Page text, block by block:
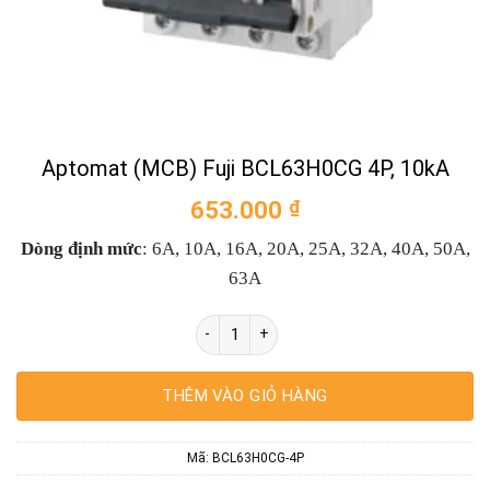
Aptomat (MCB) Fuji BCL63H0CG 4P, 10kA
653.000 ₫
Dòng định mức: 6A, 10A, 16A, 20A, 25A, 32A, 40A, 50A,
63A
Aptomat (MCB) Fuji BCL63H0CG 4P,
THÊM VÀO GIỎ HÀNG
Mã: BCL63H0CG-4P